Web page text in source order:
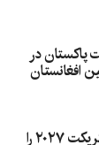
در
افغانستان
افغانستان حضورش در جام جهانی کریکت ۲۰۲۷ را